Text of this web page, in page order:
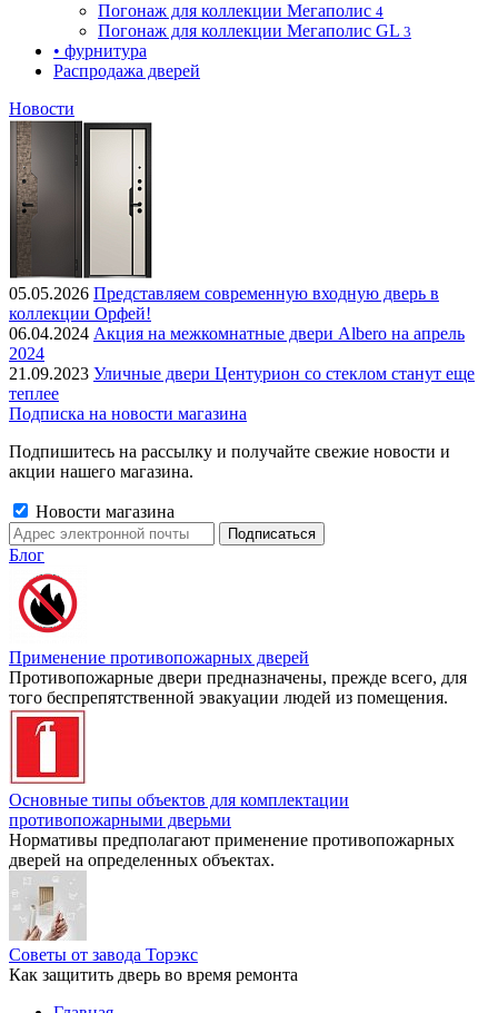
Погонаж для коллекции Мегаполис 4
Погонаж для коллекции Мегаполис GL 3
• фурнитура
Распродажа дверей
Новости
05.05.2026 Представляем современную входную дверь в
коллекции Орфей!
06.04.2024 Акция на межкомнатные двери Albero на апрель
2024
21.09.2023 Уличные двери Центурион со стеклом станут еще
теплее
Подписка на новости магазина
Подпишитесь на рассылку и получайте свежие новости и
акции нашего магазина.
Новости магазина
Блог
Применение противопожарных дверей
Противопожарные двери предназначены, прежде всего, для
того беспрепятственной эвакуации людей из помещения.
Основные типы объектов для комплектации
противопожарными дверьми
Нормативы предполагают применение противопожарных
дверей на определенных объектах.
Советы от завода Торэкс
Как защитить дверь во время ремонта